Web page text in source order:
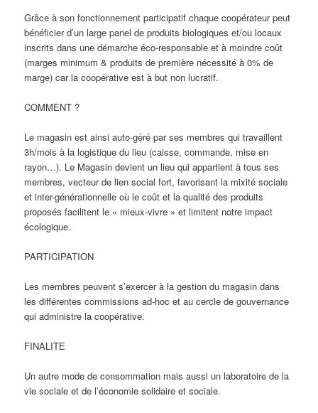
Grâce à son fonctionnement participatif chaque coopérateur peut
bénéficier d’un large panel de produits biologiques et/ou locaux
inscrits dans une démarche éco-responsable et à moindre coût
(marges minimum & produits de première nécessité à 0% de
marge) car la coopérative est à but non lucratif.​
COMMENT ?
​Le magasin est ainsi auto-géré par ses membres qui travaillent
3h/mois à la logistique du lieu (caisse, commande, mise en
rayon…). Le Magasin devient un lieu qui appartient à tous ses
membres, vecteur de lien social fort, favorisant la mixité sociale
et inter-générationnelle où le coût et la qualité des produits
proposés facilitent le « mieux-vivre » et limitent notre impact
écologique.​
PARTICIPATION
Les membres peuvent s’exercer à la gestion du magasin dans
les différentes commissions ad-hoc et au cercle de gouvernance
qui administre la coopérative.
FINALITE
Un autre mode de consommation mais aussi un laboratoire de la
vie sociale et de l’économie solidaire et sociale.